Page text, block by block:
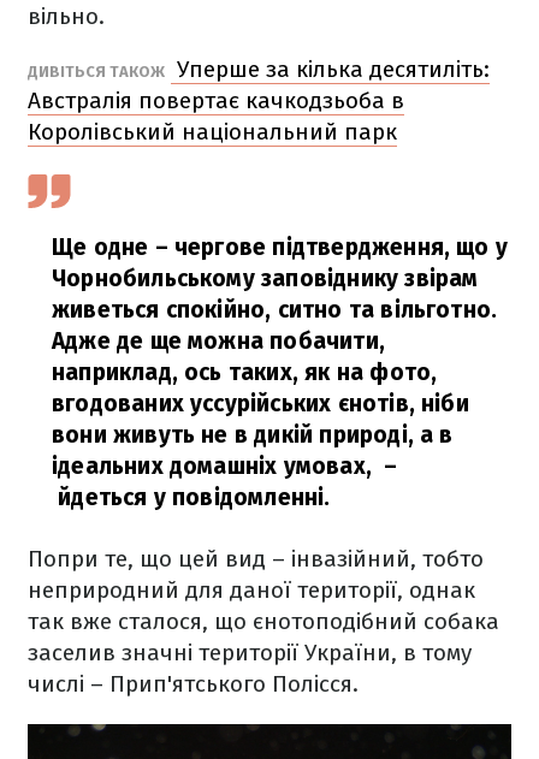
вільно.
ДИВІТЬСЯ ТАКОЖ
Уперше за кілька десятиліть:
Австралія повертає качкодзьоба в
Королівський національний парк
Ще одне – чергове підтвердження, що у
Чорнобильському заповіднику звірам
живеться спокійно, ситно та вільготно.
Адже де ще можна побачити,
наприклад, ось таких, як на фото,
вгодованих уссурійських єнотів, ніби
вони живуть не в дикій природі, а в
ідеальних домашніх умовах, –
йдеться у повідомленні.
Попри те, що цей вид – інвазійний, тобто
неприродний для даної території, однак
так вже сталося, що єнотоподібний собака
заселив значні території України, в тому
числі – Прип'ятського Полісся.